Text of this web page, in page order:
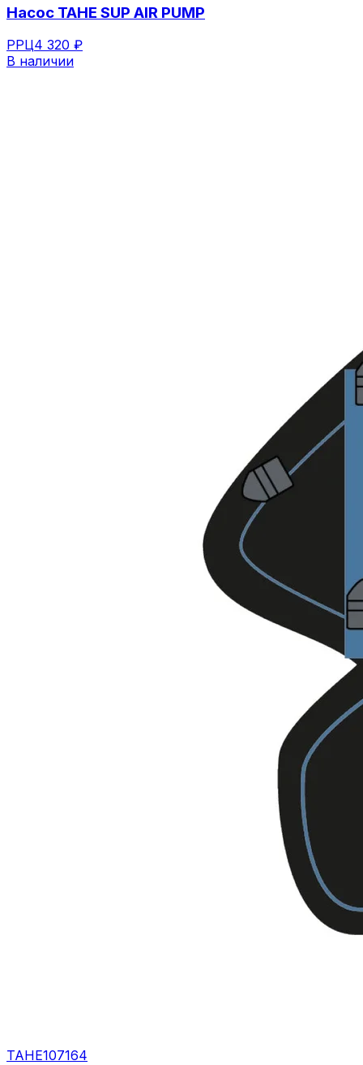
Насос TAHE SUP AIR PUMP
РРЦ4 320 ₽
В наличии
TAHE107164